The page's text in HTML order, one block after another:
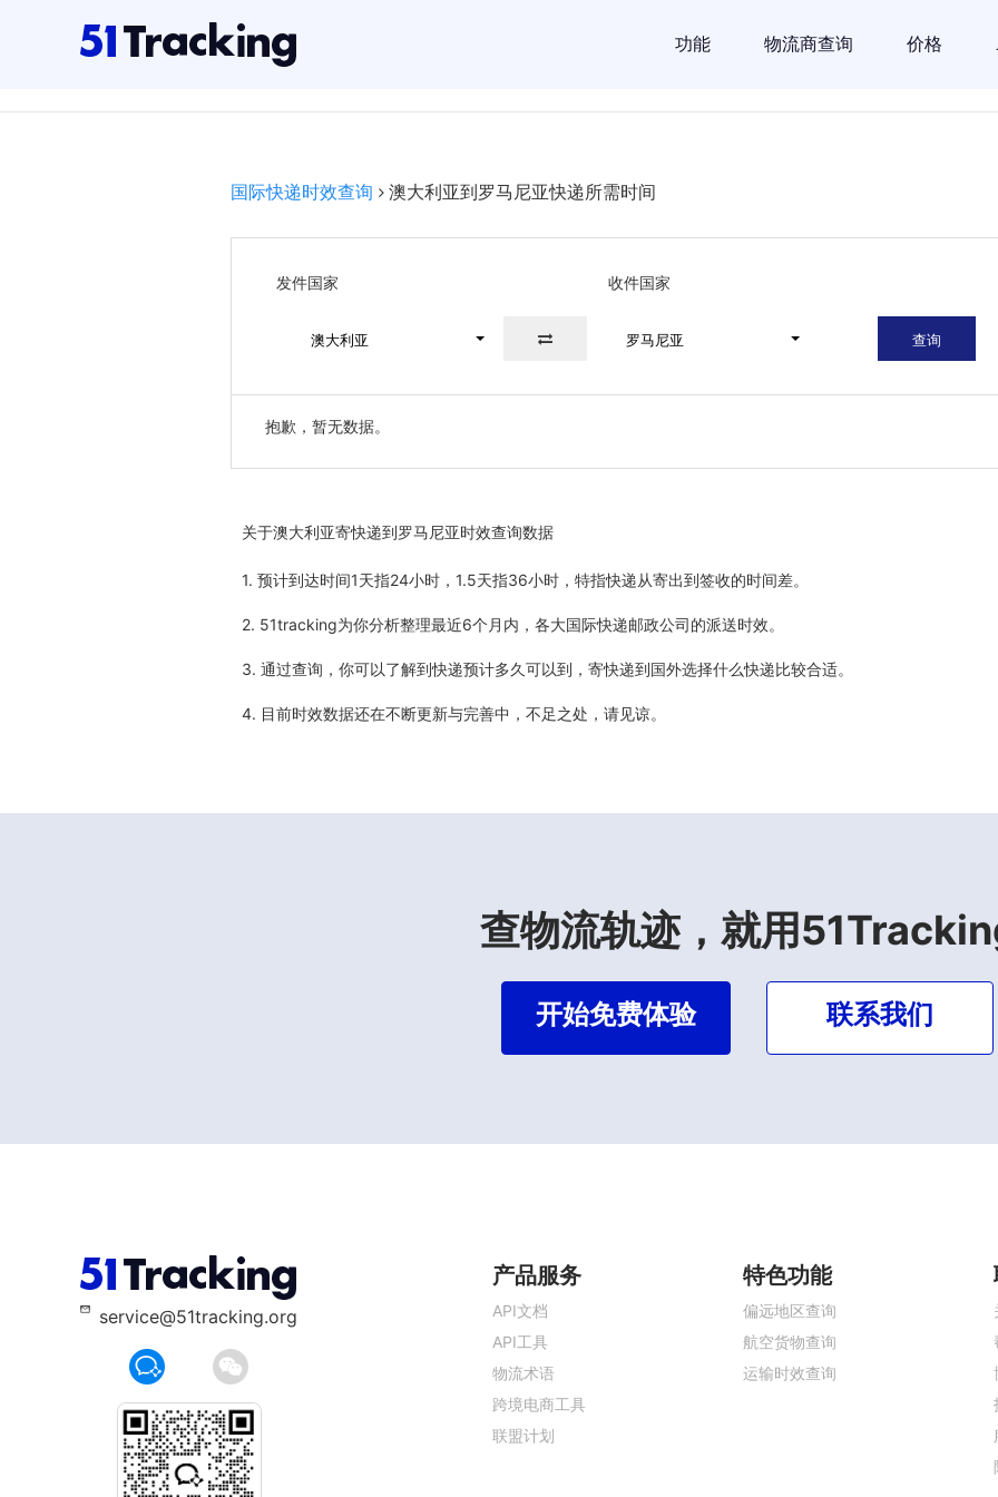
功能 物流商查询 价格
国际快递时效查询 澳大利亚到罗马尼亚快递所需时间
发件国家 收件国家
澳大利亚 罗马尼亚 查询
抱歉，暂无数据。
关于澳大利亚寄快递到罗马尼亚时效查询数据
1. 预计到达时间1天指24小时，1.5天指36小时，特指快递从寄出到签收的时间差。
2. 51tracking为你分析整理最近6个月内，各大国际快递邮政公司的派送时效。
3. 通过查询，你可以了解到快递预计多久可以到，寄快递到国外选择什么快递比较合适。
4. 目前时效数据还在不断更新与完善中，不足之处，请见谅。
查物流轨迹，就用
开始免费体验 联系我们
service@51tracking.org
产品服务
API文档
API工具
物流术语
跨境电商工具
联盟计划
特色功能
偏远地区查询
航空货物查询
运输时效查询